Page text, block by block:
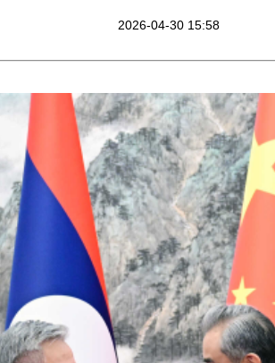
2026-04-30 15:58